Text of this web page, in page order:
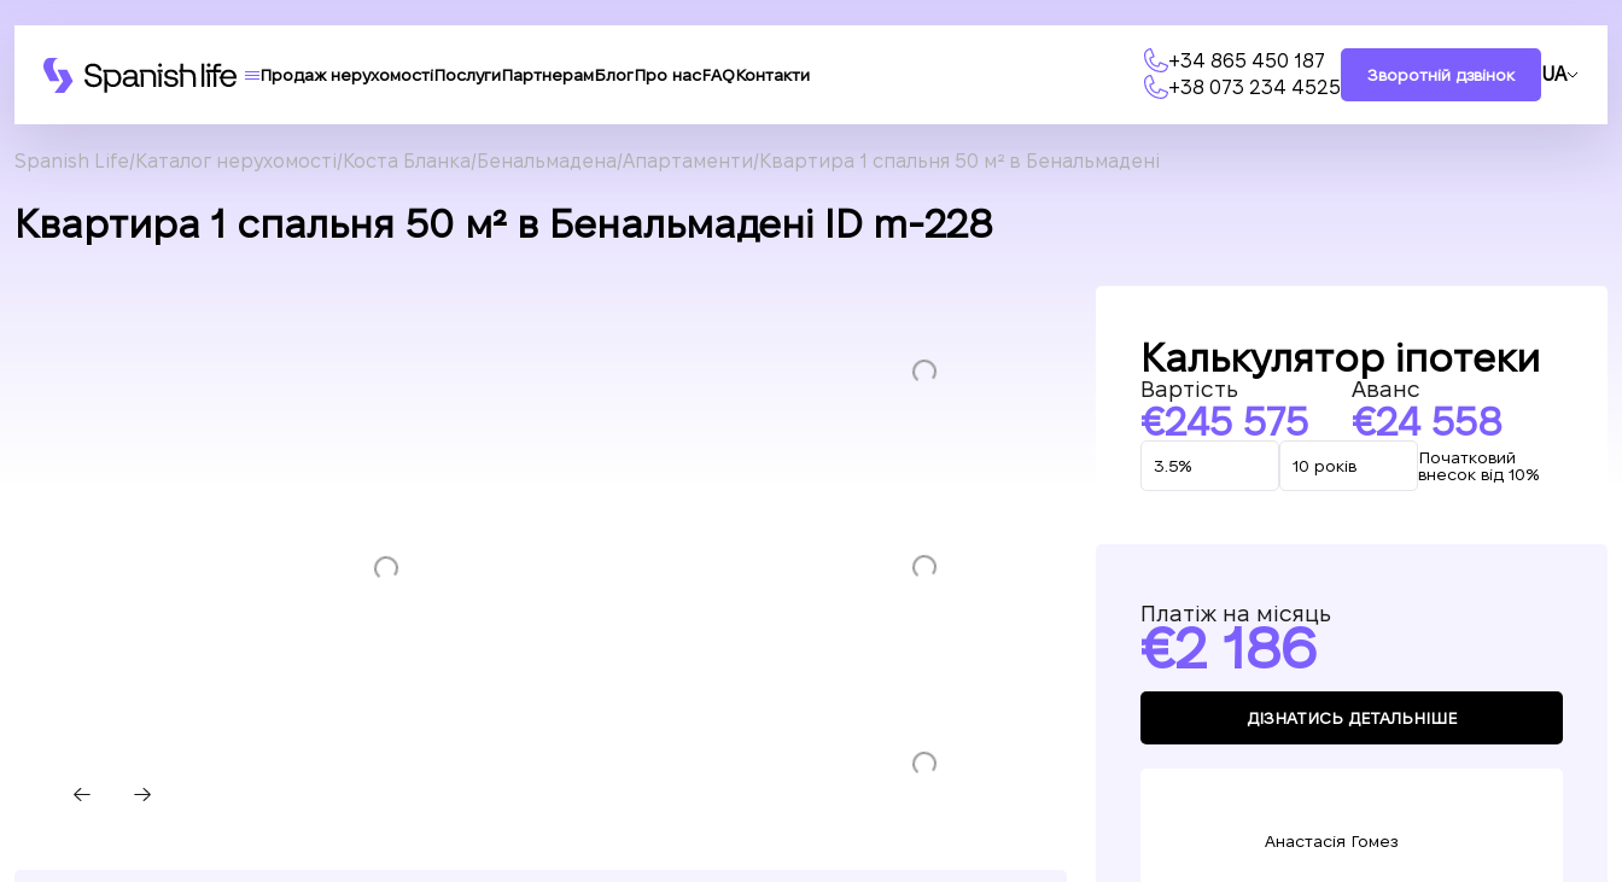
Продаж нерухомостіПослугиПартнерамБлогПро насFAQКонтакти
+34 865 450 187
+38 073 234 4525
Зворотній дзвінок UA
Spanish Life Каталог нерухомості Коста Бланка Бенальмадена Апартаменти Квартира 1 спальня 50 м² в Бенальмадені
Квартира 1 спальня 50 м² в Бенальмадені ID m-228
Калькулятор іпотеки
Вартість
245 575
Аванс
24 558
Початковий
внесок від 10%
Платіж на місяць
2 186
ДІЗНАТИСЬ ДЕТАЛЬНІШЕ
Анастасія Гомез